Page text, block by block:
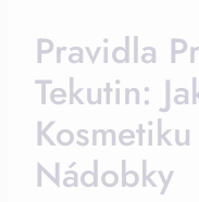
Pravidla
Tekutin:
Nádobky